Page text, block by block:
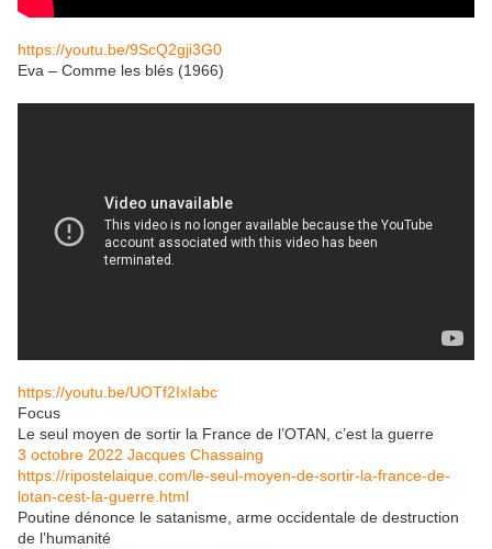
https://youtu.be/9ScQ2gji3G0
Eva – Comme les blés (1966)
https://youtu.be/UOTf2IxIabc
Focus
Le seul moyen de sortir la France de l’OTAN, c’est la guerre
3 octobre 2022 Jacques Chassaing
https://ripostelaique.com/le-seul-moyen-de-sortir-la-france-de-
lotan-cest-la-guerre.html
Poutine dénonce le satanisme, arme occidentale de destruction
de l’humanité